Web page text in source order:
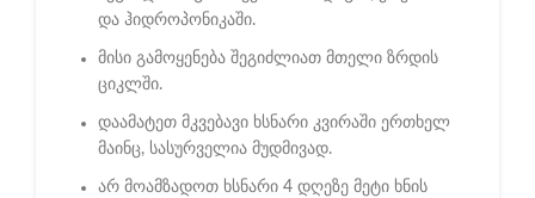
და ჰიდროპონიკაში.
მისი გამოყენება შეგიძლიათ მთელი ზრდის
ციკლში.
დაამატეთ მკვებავი ხსნარი კვირაში ერთხელ
მაინც, სასურველია მუდმივად.
არ მოამზადოთ ხსნარი 4 დღეზე მეტი ხნის